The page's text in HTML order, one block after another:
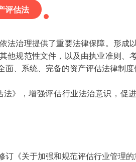
评估法
法治理提供了重要法律保障。形成
他规范性文件，以及由执业准则、
、系统、完备的资产评估法律制度
》，增强评估行业法治意识，促
《关于加强和规范评估行业管理